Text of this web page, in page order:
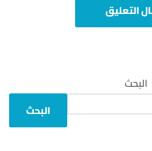
البحث
البحث